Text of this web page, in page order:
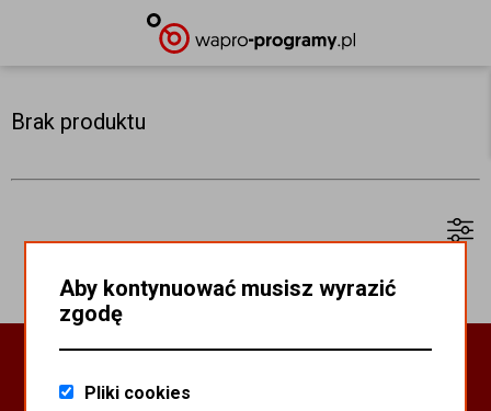
Brak produktu
PROGRAMY WAPRO ERP
Aby kontynuować musisz wyrazić
zgodę
Pliki cookies